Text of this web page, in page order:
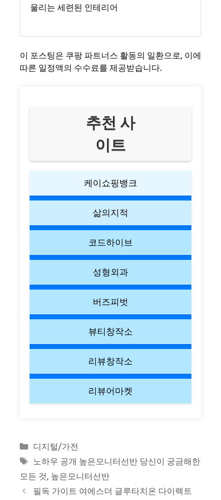
울리는 세련된 인테리어
이 포스팅은 쿠팡 파트너스 활동의 일환으로, 이에
따른 일정액의 수수료를 제공받습니다.
추천 사
이트
케이쇼핑뱅크
삶의지적
코드하이브
성형외과
버즈피벗
뷰티창작소
리뷰창작소
리뷰어마켓
Categories
디지털/가전
Tags
노하우 공개 높은모니터선반 당신이 궁금해한
모든 것 높은모니터선반
필독 가이트 여에스더 글루타치온 다이렉트